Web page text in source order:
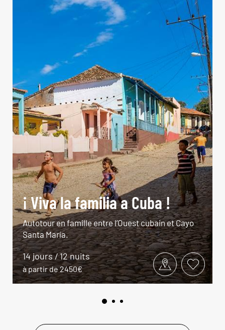
¡ Viva la familia a Cuba !
Autotour en famille entre l’Ouest cubain et Cayo
Santa María.
14 jours / 12 nuits
à partir de 2450€